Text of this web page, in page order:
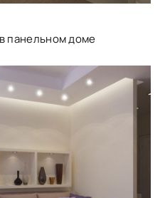
панельном доме